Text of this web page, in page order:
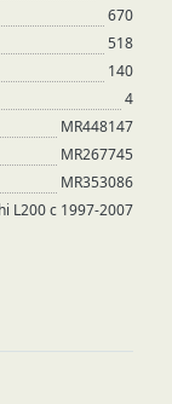
670
518
140
4
MR448147
MR267745
MR353086
L200 с 1997-2007